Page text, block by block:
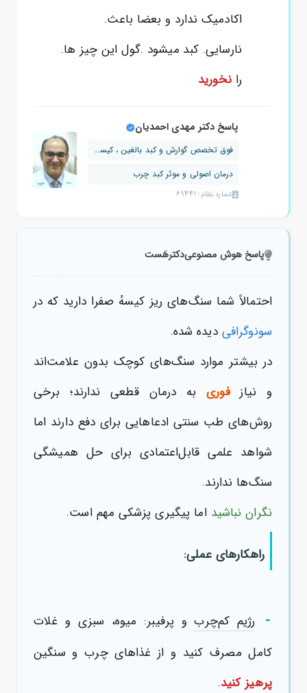
اکادمیک ندارد و بعضا باعث.
نارسایی. کبد میشود .گول این چیز ها.
رانخورید
پاسخ دکتر مهدی احمدیان
فوق تخصص گوارش و کبد بالغین ، کیسه صفرا
درمان اصولی و موثر کبد چرب
شماره نظام: 69441
پاسخ هوش مصنوعیدکترهَست
احتمالاً شما سنگ‌های ریز کیسهٔ صفرا دارید که در
سونوگرافی دیده شده.
در بیشتر موارد سنگ‌های کوچک بدون علامت‌اند
و نیازفوریبه درمان قطعی ندارند؛ برخی
روش‌های طب سنتی ادعا‌هایی برای دفع دارند اما
شواهد علمی قابل‌اعتمادی برای حل همیشگی
سنگ‌ها ندارند.
نگران نباشید اما پیگیری پزشکی مهم است.
راهکارهای عملی:
- رژیم کم‌چربو پرفیبر: میوه، سبزی و غلات
کامل مصرف کنید و از غذاهای چرب و سنگین
پرهیز کنید.